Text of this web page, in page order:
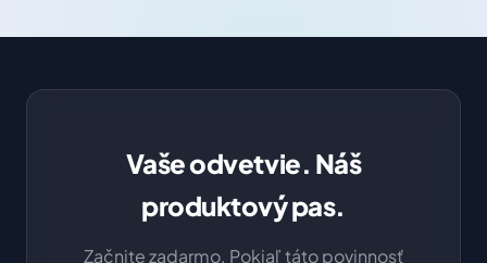
Vaše odvetvie. Náš
produktový pas.
Začnite zadarmo. Pokiaľ táto povinnosť